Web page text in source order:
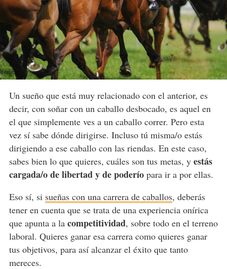
Un sueño que está muy relacionado con el anterior, es
decir, con soñar con un caballo desbocado, es aquel en
el que simplemente ves a un caballo correr. Pero esta
vez sí sabe dónde dirigirse. Incluso tú misma/o estás
dirigiendo a ese caballo con las riendas. En este caso,
sabes bien lo que quieres, cuáles son tus metas, y estás
cargada/o de libertad y de poderíopara ir a por ellas.
Eso sí, si sueñas con una carrera de caballos, deberás
tener en cuenta que se trata de una experiencia onírica
que apunta a la competitividad, sobre todo en el terreno
laboral. Quieres ganar esa carrera como quieres ganar
tus objetivos, para así alcanzar el éxito que tanto
mereces.